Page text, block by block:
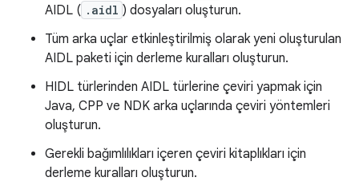
AIDL ( .aidl ) dosyaları oluşturun.
Tüm arka uçlar etkinleştirilmiş olarak yeni oluşturulan
AIDL paketi için derleme kuralları oluşturun.
HIDL türlerinden AIDL türlerine çeviri yapmak için
Java, CPP ve NDK arka uçlarında çeviri yöntemleri
oluşturun.
Gerekli bağımlılıkları içeren çeviri kitaplıkları için
derleme kuralları oluşturun.